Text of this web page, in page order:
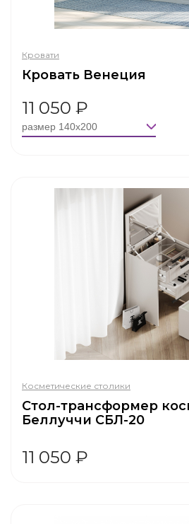
Кровати
Кровать Венеция
11 050 ₽
Косметические столики
Стол-трансформер
Беллуччи СБЛ-20
11 050 ₽